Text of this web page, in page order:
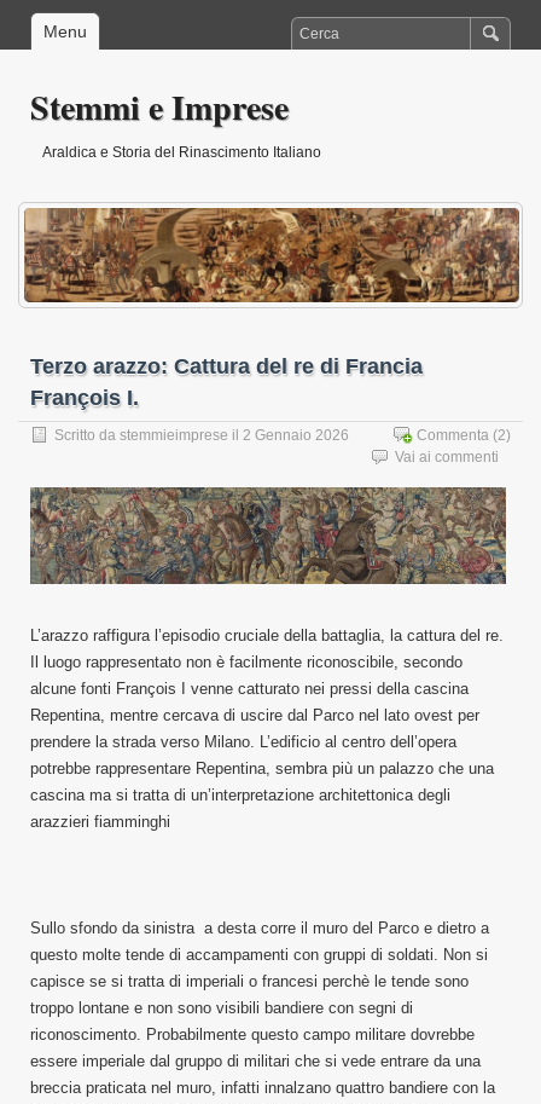
Menu
Stemmi e Imprese
Araldica e Storia del Rinascimento Italiano
Terzo arazzo: Cattura del re di Francia
François I.
Scritto da stemmieimprese il 2 Gennaio 2026 Commenta (2)
Vai ai commenti
L’arazzo raffigura l’episodio cruciale della battaglia, la cattura del re.
Il luogo rappresentato non è facilmente riconoscibile, secondo
alcune fonti François I venne catturato nei pressi della cascina
Repentina, mentre cercava di uscire dal Parco nel lato ovest per
prendere la strada verso Milano. L’edificio al centro dell’opera
potrebbe rappresentare Repentina, sembra più un palazzo che una
cascina ma si tratta di un’interpretazione architettonica degli
arazzieri fiamminghi
Sullo sfondo da sinistra a desta corre il muro del Parco e dietro a
questo molte tende di accampamenti con gruppi di soldati. Non si
capisce se si tratta di imperiali o francesi perchè le tende sono
troppo lontane e non sono visibili bandiere con segni di
riconoscimento. Probabilmente questo campo militare dovrebbe
essere imperiale dal gruppo di militari che si vede entrare da una
breccia praticata nel muro, infatti innalzano quattro bandiere con la